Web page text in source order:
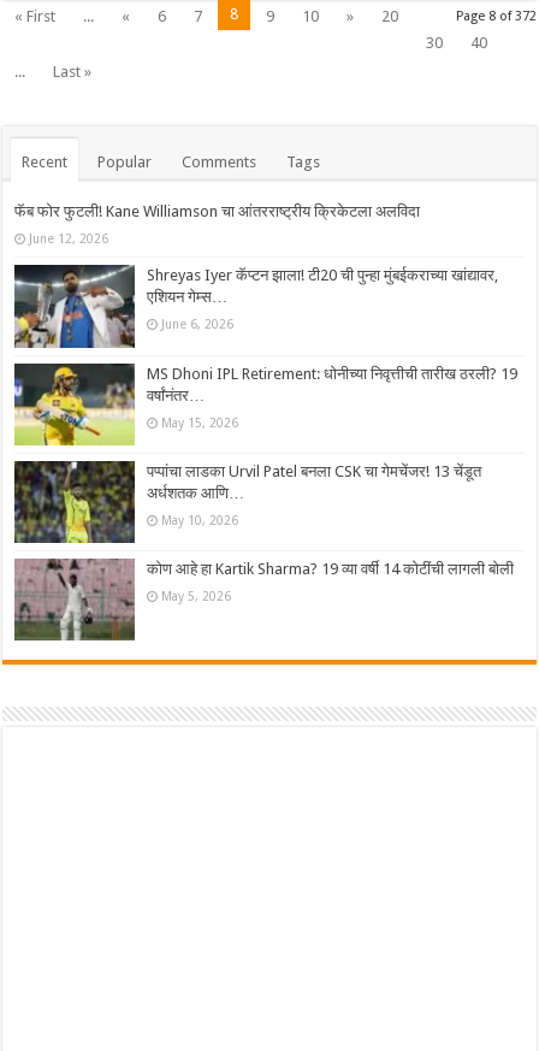
Page 8 of 372
« First ... « 6 7 8 9 10 »
20
30
40
...
Last »
Recent Popular Comments Tags
फॅब फोर फुटली! Kane Williamson चा आंतरराष्ट्रीय क्रिकेटला अलविदा
June 12, 2026
Shreyas Iyer कॅप्टन झाला! टी20 ची पुन्हा मुंबईकराच्या खांद्यावर,
एशियन गेम्स…
June 6, 2026
MS Dhoni IPL Retirement: धोनीच्या निवृत्तीची तारीख ठरली? 19
वर्षांनंतर…
May 15, 2026
पप्पांचा लाडका Urvil Patel बनला CSK चा गेमचेंजर! 13 चेंडूत
अर्धशतक आणि…
May 10, 2026
कोण आहे हा Kartik Sharma? 19 व्या वर्षी 14 कोटींची लागली बोली
May 5, 2026